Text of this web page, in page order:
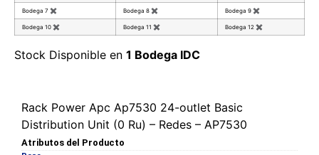
Bodega 7 ✖ Bodega 8 ✖ Bodega 9 ✖
Bodega 10 ✖ Bodega 11 ✖ Bodega 12 ✖
Stock Disponible en 1 Bodega IDC
Rack Power Apc Ap7530 24-outlet Basic
Distribution Unit (0 Ru) – Redes – AP7530
Atributos del Producto